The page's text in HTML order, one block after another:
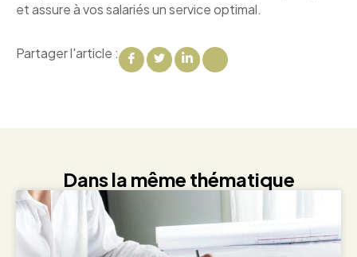
et assure à vos salariés un service optimal.
Partager l'article :
Dans la même thématique